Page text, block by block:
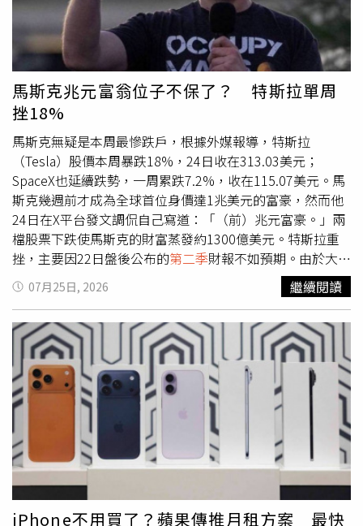
營策略，不再只依靠票價競爭，而是將經濟艙進一步細分，
推出更多付費升級選項。從基本經濟艙、豪華經濟艙，到商
務艙及高級套房座位，各航空公司藉由不同舒適程度滿足不
同消費族群，也讓願意付費的旅客支撐更高收益。達美航空
執行長巴斯蒂安（Ed Bastian）日前向投資人表示，過去航
空公司的票價分類較為單純，如今業界持續增加更多產品層
級，以滿足旅客多元需求。鎖定高消費旅客，已成為聯合航
空、達美航空及美國航空的重要營運方向。即使過去以低票
價聞名的航空公司，例如西南航空、捷藍航空及邊疆航空，
也開始推出更舒適的座位與額外付費服務。市場數據顯示，
高級座位需求正在帶動航空公司營收成長。今年第二季，聯
合航空高級座位收入較去年同期增加16％，高於基本經濟艙
11％的成長幅度；達美航空高級座位收入則成長17％，主
艙收入僅增加8％。相較之下，主打低票價的航空市場近年
面臨壓力，甚至曾以超低票價模式吸引旅客的精神航空
（Spirit Airlines）也在今年5月停止營運。此次取消中間座
位的設計，將率先應用於聯合航空的新型空中巴士A321XLR
客機。該機原本配置152個座位，取消兩席後將剩下150個
座位。旅遊產業分析師哈特維爾特（Henry Harteveldt）指
出，減少座位數可能帶來額外成本效益。依照美國聯邦航空
管理局（FAA）規定，飛機每50個乘客座位需配置至少1名
空服員，因此降低座位數可能讓航空公司在部分航班減少人
力需求。不過，聯合航空表示，A321XLR執飛跨大西洋長程
航線時，即使取消部分座位，仍將維持原有空服員配置。航
空業者也看準旅客對舒適空間的需求，認為即使減少座位
數，只要能提高單一座位價格，仍可能抵銷容量下降造成的
損失。航空新聞網站From the Tray Table作者格里夫
馬斯克兆元富翁位子不保了？ 特斯拉單周
挫18%
馬斯克無疑是本周最慘跌戶，根據外媒報導，特斯拉
（Tesla）股價本周暴跌18%，24日收在313.03美元；
SpaceX也延續跌勢，一周累跌7.2%，收在115.07美元。馬
斯克幾週前才成為全球首位身價達1兆美元的富豪，然而他
24日在X平台發文調侃自己寫道：「（前）兆元富豪。」兩
檔股票下跌使馬斯克的財富蒸發約1300億美元。特斯拉重
挫，主要因22日盤後公布的第二季財報不如預期。由於大舉
投入Robotaxi、人形機器人及巨型晶片廠等未來計畫，特斯
拉自由現金流出現負值，股價隨後單日崩跌14.5%。此外，
SpaceX 在上市之初股價一度大漲，但過去一個月呈現下跌
趨勢。過去5周中，SpaceX有4周收跌，目前股價較6月16日
收盤高點下跌約43%。給予特斯拉股票持有評級的Argus
Research分析師在報告中表示：「自由現金流將延後獲利
成長，且短期內無法為股東帶來任何回報。我們認為，特斯
拉短期內幾乎不可能實現穩定的獲利成長。」
07月25日, 2026 繼續閱讀
iPhone不用買了？蘋果傳推月租方案 最快